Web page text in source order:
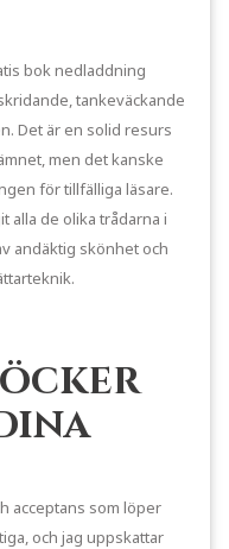
bok nedladdning
tankeväckande
Det är en solid resurs
men det kanske
för tillfälliga läsare.
alla de olika trådarna i
andäktig skönhet och
acceptans som löper
och jag uppskattar